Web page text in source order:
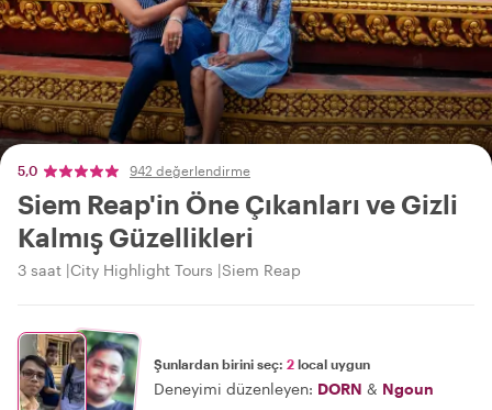
5,0 942 değerlendirme
Siem Reap'in Öne Çıkanları ve Gizli
Kalmış Güzellikleri
3 saat City Highlight Tours Siem Reap
Şunlardan birini seç: 2 local uygun
Deneyimi düzenleyen: DORN & Ngoun